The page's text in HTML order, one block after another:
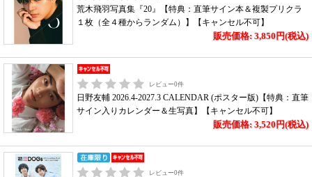
荒木飛羽写真集『20』【特典：直筆サイン本＆複製プリクラ
１枚（全４種からランダム）】【キャンセル不可】
販売価格: 3,850円(税込)
レビュー0件
日野友輔 2026.4-2027.3 CALENDAR (ポスター版)【特典：直筆
サイン入りカレンダー＆生写真】【キャンセル不可】
販売価格: 3,520円(税込)
レビュー0件